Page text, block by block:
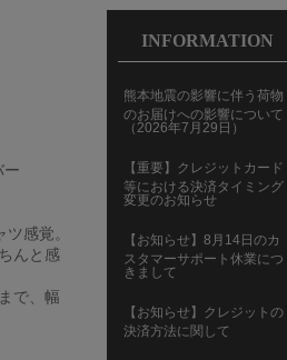
ー
感覚。
んと感
で、幅
INFORMATION
熊本地震の影響に伴う荷物
のお届けへの影響について
（2026年7月29日）
【重要】クレジットカード
等における決済タイミング
変更のお知らせ
【お知らせ】8月14日のカ
スタマーサポート休業につ
きまして
【お知らせ】クレジットの
決済方法に関して